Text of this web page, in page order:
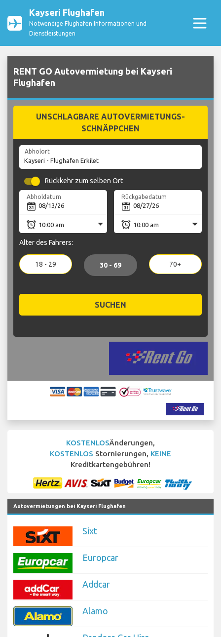
Kayseri Flughafen
Notwendige Flughafen Informationen und
Dienstleistungen
RENT GO Autovermietung bei Kayseri
Flughafen
UNSCHLAGBARE AUTOVERMIETUNGS-
SCHNÄPPCHEN
Abholort
Rückkehr zum selben Ort
Abholdatum Rückgabedatum
Alter des Fahrers:
18 - 29 30 - 69 70+
SUCHEN
KOSTENLOSÄnderungen,
KOSTENLOS Stornierungen, KEINE
Kreditkartengebühren!
Autovermietungen bei Kayseri Flughafen
Sixt
Europcar
Addcar
Alamo